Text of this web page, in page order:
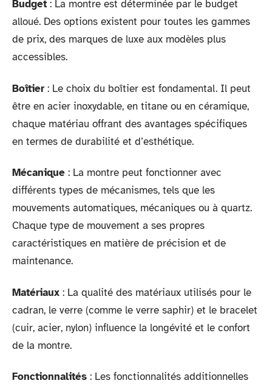
Budget : La montre est déterminée par le budget
alloué. Des options existent pour toutes les gammes
de prix, des marques de luxe aux modèles plus
accessibles.
Boîtier : Le choix du boîtier est fondamental. Il peut
être en acier inoxydable, en titane ou en céramique,
chaque matériau offrant des avantages spécifiques
en termes de durabilité et d’esthétique.
Mécanique : La montre peut fonctionner avec
différents types de mécanismes, tels que les
mouvements automatiques, mécaniques ou à quartz.
Chaque type de mouvement a ses propres
caractéristiques en matière de précision et de
maintenance.
Matériaux : La qualité des matériaux utilisés pour le
cadran, le verre (comme le verre saphir) et le bracelet
(cuir, acier, nylon) influence la longévité et le confort
de la montre.
Fonctionnalités : Les fonctionnalités additionnelles